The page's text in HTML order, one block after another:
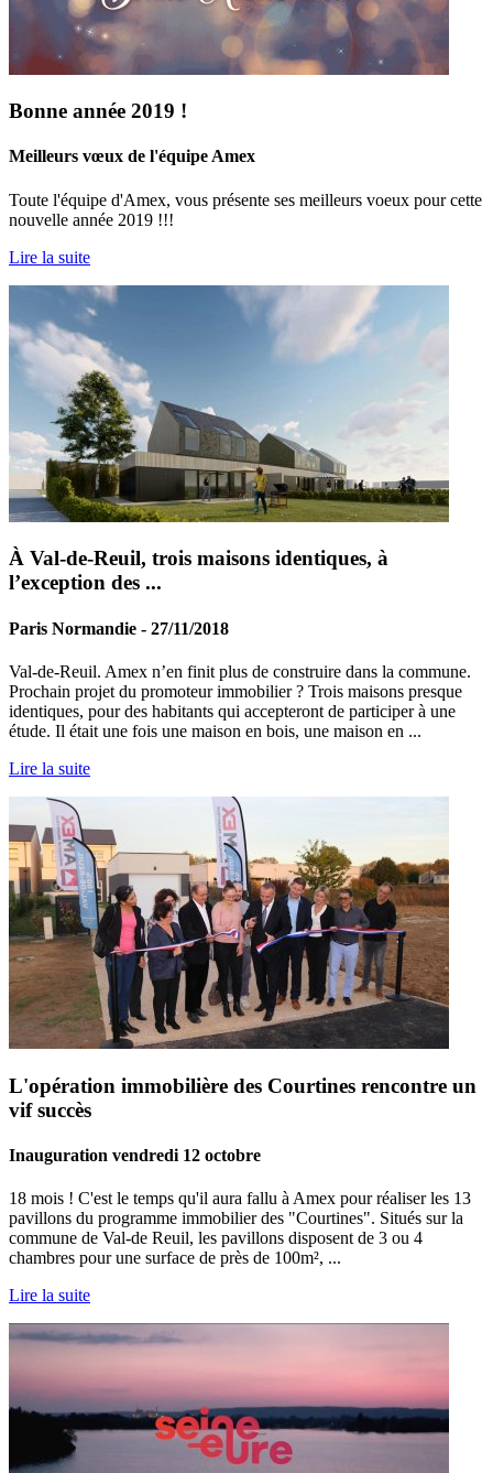
Bonne année 2019 !
Meilleurs vœux de l'équipe Amex
Toute l'équipe d'Amex, vous présente ses meilleurs voeux pour cette
nouvelle année 2019 !!!
Lire la suite
À Val-de-Reuil, trois maisons identiques, à
l’exception des ...
Paris Normandie - 27/11/2018
Val-de-Reuil. Amex n’en finit plus de construire dans la commune.
Prochain projet du promoteur immobilier ? Trois maisons presque
identiques, pour des habitants qui accepteront de participer à une
étude. Il était une fois une maison en bois, une maison en ...
Lire la suite
L'opération immobilière des Courtines rencontre un
vif succès
Inauguration vendredi 12 octobre
18 mois ! C'est le temps qu'il aura fallu à Amex pour réaliser les 13
pavillons du programme immobilier des "Courtines". Situés sur la
commune de Val-de Reuil, les pavillons disposent de 3 ou 4
chambres pour une surface de près de 100m², ...
Lire la suite